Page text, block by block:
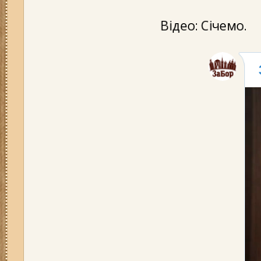
Відео: Січемо.